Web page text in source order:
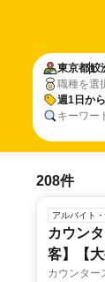
東京都鮫
職種を選
週1日か
キーワー
208件
アルバイト
カウン
客】【
カウンター